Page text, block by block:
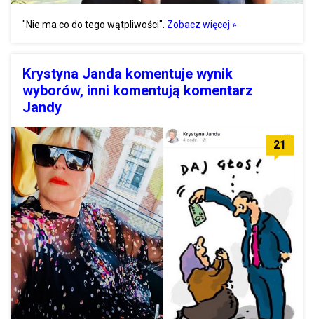
"Nie ma co do tego wątpliwości". Zobacz więcej »
Krystyna Janda komentuje wynik
wyborów, inni komentują komentarz
Jandy
21